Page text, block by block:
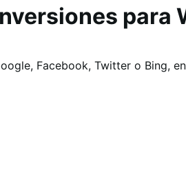
para
Facebook, Twitter o Bing,